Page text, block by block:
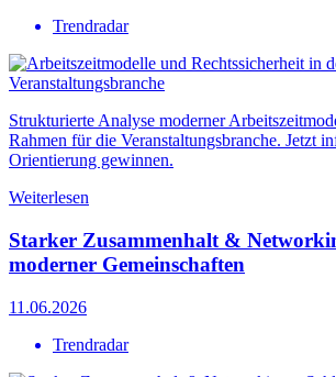
Trendradar
Strukturierte Analyse moderner
Rahmen für die Veranstaltungsbranche. Jetzt
Orientierung gewinnen.
Weiterlesen
Starker Zusammenhalt &
moderner Gemeinschaften
11.06.2026
Trendradar